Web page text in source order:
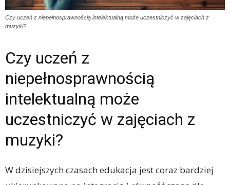
Czy uczeń z niepełnosprawnością intelektualną może uczestniczyć w zajęciach z
muzyki?
Czy uczeń z
niepełnosprawnością
intelektualną może
uczestniczyć w zajęciach z
muzyki?
W dzisiejszych czasach edukacja jest coraz bardziej